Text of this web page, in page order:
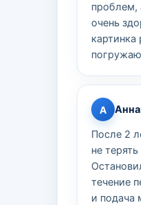
проблем,
очень
А Анна
После 2
не
течение
и подача